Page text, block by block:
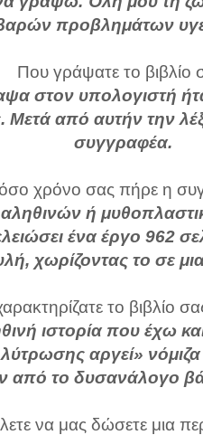
προβλημάτων
Που γράψατε το βιβλίο
στον υπολογιστή
Μετά από αυτήν την
συγγραφέα.
χρόνο σας πήρε η
ή
ένα έργο 962
χωρίζοντας το σε
το βιβλίο
ιστορία που έχω
αργεί»
το δυσανάλογο
να μας δώσετε μια